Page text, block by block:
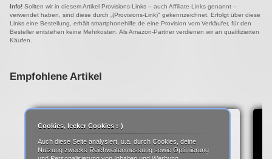
Info! Sollten wir in diesem Artikel Provisions-Links – auch Affiliate-Links genannt –
verwendet haben, sind diese durch „(Provisions-Link)" gekennzeichnet. Erfolgt über diese
Links eine Bestellung, erhält smartphonehilfe.de eine Provision vom Verkäufer, für den
Besteller entstehen keine Mehrkosten. Als Amazon-Partner verdienen wir an qualifizierten
Käufen.
Empfohlene Artikel
Cookies, lecker Cookies :-)
Auch diese Seite analysiert, u.a. durch Cookies, deine
Nutzung zwecks Reichweitenmessung sowie Optimierung